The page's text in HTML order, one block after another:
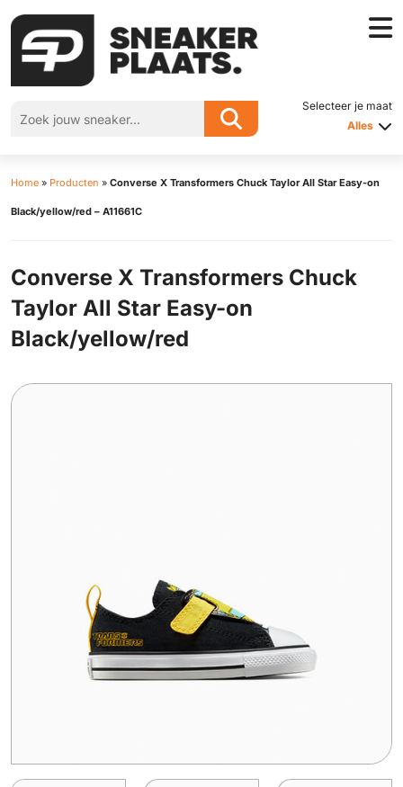
Selecteer je maat
Alles
Home » Producten » Converse X Transformers Chuck Taylor All Star Easy-on
Black/yellow/red – A11661C
Converse X Transformers Chuck
Taylor All Star Easy-on
Black/yellow/red